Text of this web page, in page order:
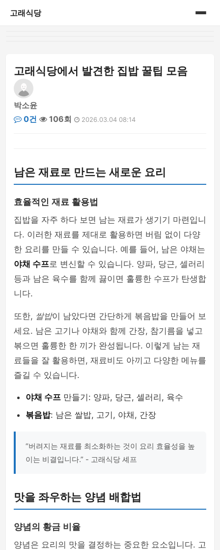
고래식당
고래식당에서 발견한 집밥 꿀팁 모음
박소윤
0건
106회 2026.03.04 08:14
남은 재료로 만드는 새로운 요리
효율적인 재료 활용법
집밥을 자주 하다 보면 남는 재료가 생기기 마련입니
다. 이러한 재료를 제대로 활용하면 버림 없이 다양
한 요리를 만들 수 있습니다. 예를 들어, 남은 야채는
야채 수프로 변신할 수 있습니다. 양파, 당근, 셀러리
등과 남은 육수를 함께 끓이면 훌륭한 수프가 탄생합
니다.
또한, 쌀밥이 남았다면 간단하게 볶음밥을 만들어 보
세요. 남은 고기나 야채와 함께 간장, 참기름을 넣고
볶으면 훌륭한 한 끼가 완성됩니다. 이렇게 남는 재
료들을 잘 활용하면, 재료비도 아끼고 다양한 메뉴를
즐길 수 있습니다.
야채 수프 만들기: 양파, 당근, 셀러리, 육수
볶음밥: 남은 쌀밥, 고기, 야채, 간장
“버려지는 재료를 최소화하는 것이 요리 효율성을 높
이는 비결입니다.” - 고래식당 셰프
맛을 좌우하는 양념 배합법
양념의 황금 비율
양념은 요리의 맛을 결정하는 중요한 요소입니다. 고